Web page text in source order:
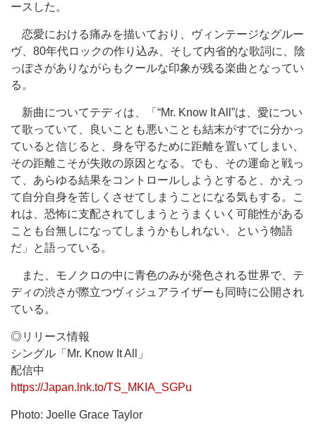
ースした。
恋愛における痛みを描いており、ヴィンテージなグルー
ヴ、80年代ロックの作り込み、そして内省的な歌詞に、陰
っぽさがありながらもクールな印象が残る楽曲となってい
る。
新曲についてテディは、「“Mr. Know It All”は、愛につい
て歌っていて、良いことも悪いことも結末がすでに分かっ
ていると信じると、身を守るために距離を置いてしまい、
その距離こそが失敗の原因となる。でも、その運命と戦っ
て、あらゆる結果をコントロールしようとすると、かえっ
て自分自身を苦しくさせてしまうことになる気もする。こ
れは、恐怖に支配されてしまうとうまくいく可能性がある
ことも台無しになってしまうかもしれない、という物語
だ」と語っている。
また、モノクロの中に青色のみが発色される世界で、テ
ディの渋さが際立つヴィジュアライザーも同時に公開され
ている。
◎リリース情報
シングル「Mr. Know It All」
配信中
https://Japan.lnk.to/TS_MKIA_SGPu
Photo: Joelle Grace Taylor